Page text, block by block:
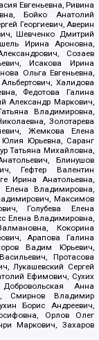
Евгеньевна, Ривина
Бойко Анатолий
Георгиевич, Аверин
Шевченко Дмитрий
Ирина Ароновна,
Созаев
Исакова Ирина
Ольга Евгеньевна,
Халидова
Федотова Галина
Александр Маркович,
Владимировна,
Золотарева
Жемкова Елена
Юлия Юрьевна, Саранг
Татьяна Михайловна,
Блинушов
Гефтер Валентин
Ирина Анатольевна,
Елена Владимировна,
Максимов
Голубева Елена
Елена Владимировна,
Кокорина
Арапова Галина
Вадим Юрьевич,
Протасова
Лукашевский Сергей
Ефимович, Сухих
Анна
Смирнов Владимир
Борис Андреевич,
Орлов Олег
Маркович, Захаров